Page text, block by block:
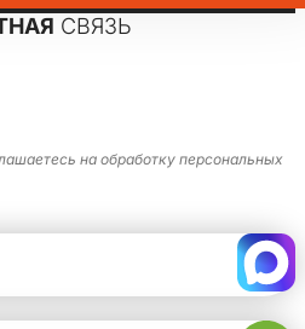
СВЯЗЬ
на обработку персональных